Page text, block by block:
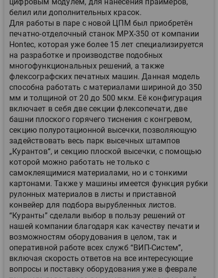
цифровым модулем, для нанесения праймеров,
белил или дополнительных красок.
Для работы в паре с новой ЦПМ был приобретён
печатно-отделочный станок MPX-350 от компании
Hontec, которая уже более 15 лет специализируется
на разработке и производстве подобных
многофункциональных решений, а также
флексографских печатных машин. Данная модель
способна работать с материалами шириной до 350
мм и толщиной от 20 до 500 мкм. Её конфигурация
включает в себя две секции флексопечати, две
башни плоского горячего тиснения с конгревом,
секцию полуротационной высечки, позволяющую
задействовать весь парк высечных штампов
„Курантов“, и секцию плоской высечки, с помощью
которой можно работать не только с
самоклеящимися материалами, но и с тонкими
картонами. Также у машины имеется функция рубки
рулонных материалов в листы и приставной
конвейер для подбора вырубленных листов.
“Куранты” сделали выбор в пользу решений от
нашей компании благодаря как качеству печати и
возможностям оборудования в целом, так и
оперативной работе всех служб “ВИП-Систем”,
включая скорость ответов на все интересующие
вопросы и поставку оборудования уже в феврале